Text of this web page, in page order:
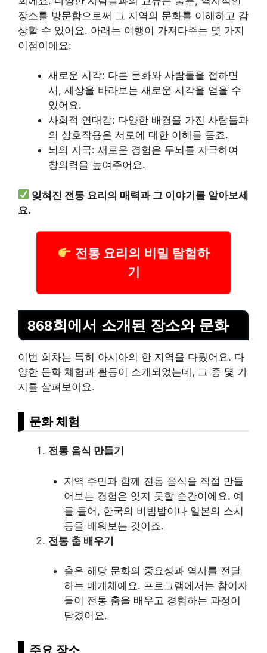
장소를 방문함으로써 그 지역의 문화를 이해하고 감
상할 수 있어요. 아래는 여행이 가져다주는 몇 가지
이점이에요:
새로운 시각: 다른 문화와 사람들을 접하면
서, 세상을 바라보는 새로운 시각을 얻을 수
있어요.
사회적 연대감: 다양한 배경을 가진 사람들과
의 상호작용은 서로에 대한 이해를 돕죠.
뇌의 자극: 새로운 경험은 두뇌를 자극하여
창의력을 높여주어요.
잊혀진 전통 요리의 매력과 그 이야기를 알아보세
요.
전통 요리의 비밀 탐험하
기
868회에서 소개된 장소와 문화
이번 회차는 특히 아시아의 한 지역을 다뤘어요. 다
양한 문화 체험과 활동이 소개되었는데, 그 중 몇 가
지를 살펴보아요.
문화 체험
전통 음식 만들기
지역 주민과 함께 전통 음식을 직접 만들
어보는 경험은 잊지 못할 순간이에요. 예
를 들어, 한국의 비빔밥이나 일본의 스시
등을 배워보는 것이죠.
전통 춤 배우기
춤은 해당 문화의 중요성과 역사를 전달
하는 매개체예요. 프로그램에서는 참여자
들이 전통 춤을 배우고 경험하는 과정이
담겼어요.
주요 장소